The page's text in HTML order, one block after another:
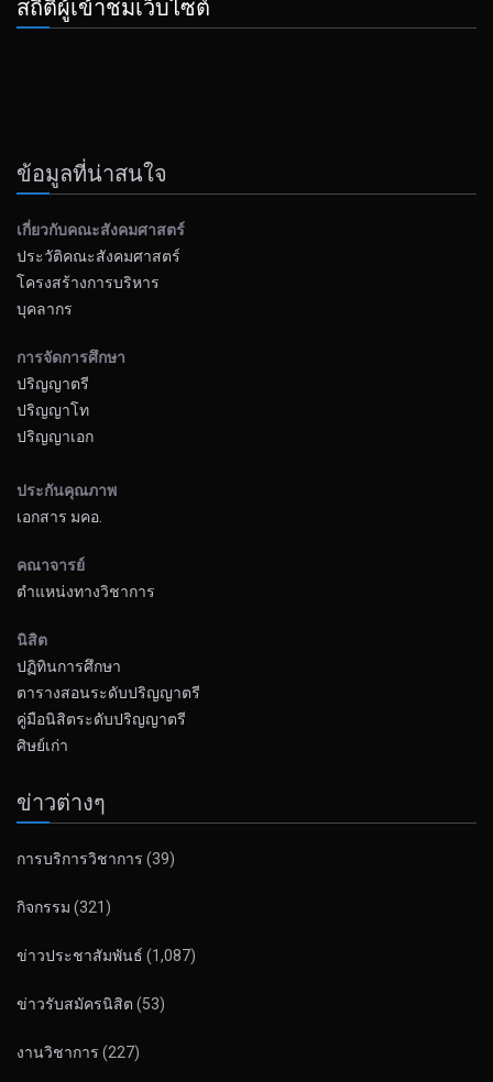
สถิติผู้เข้าชมเว็บไซต์
ข้อมูลที่น่าสนใจ
เกี่ยวกับคณะสังคมศาสตร์
ประวัติคณะสังคมศาสตร์
โครงสร้างการบริหาร
บุคลากร
การจัดการศึกษา
ปริญญาตรี
ปริญญาโท
ปริญญาเอก
ประกันคุณภาพ
เอกสาร มคอ.
คณาจารย์
ตำแหน่งทางวิชาการ
นิสิต
ปฏิทินการศึกษา
ตารางสอนระดับปริญญาตรี
คู่มือนิสิตระดับปริญญาตรี
ศิษย์เก่า
ข่าวต่างๆ
การบริการวิชาการ (39)
กิจกรรม (321)
ข่าวประชาสัมพันธ์ (1,087)
ข่าวรับสมัครนิสิต (53)
งานวิชาการ (227)